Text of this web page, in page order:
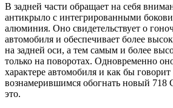
В задней части обращает на себя
антикрыло с интегрированными
алюминия. Оно свидетельствует о
автомобиля и обеспечивает более
на задней оси, а тем самым и более
только на поворотах. Одновременно
характере автомобиля и как бы
вознамерившимся обогнать новый 718
это.